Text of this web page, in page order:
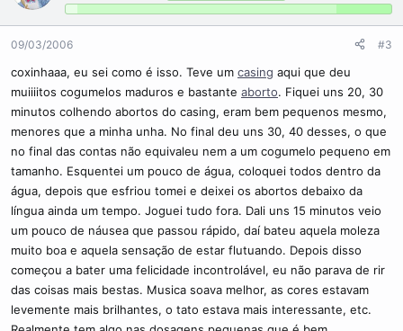
09/03/2006 #3
coxinhaaa, eu sei como é isso. Teve um casing aqui que deu
muiiiitos cogumelos maduros e bastante aborto. Fiquei uns 20, 30
minutos colhendo abortos do casing, eram bem pequenos mesmo,
menores que a minha unha. No final deu uns 30, 40 desses, o que
no final das contas não equivaleu nem a um cogumelo pequeno em
tamanho. Esquentei um pouco de água, coloquei todos dentro da
água, depois que esfriou tomei e deixei os abortos debaixo da
língua ainda um tempo. Joguei tudo fora. Dali uns 15 minutos veio
um pouco de náusea que passou rápido, daí bateu aquela moleza
muito boa e aquela sensação de estar flutuando. Depois disso
começou a bater uma felicidade incontrolável, eu não parava de rir
das coisas mais bestas. Musica soava melhor, as cores estavam
levemente mais brilhantes, o tato estava mais interessante, etc.